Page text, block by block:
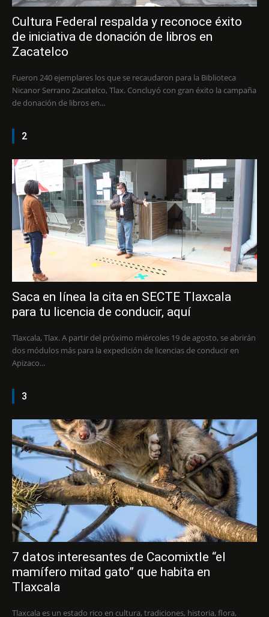
Cultura Federal respalda y reconoce éxito
de iniciativa de donación de libros en
Zacatelco
Fueron 240 ejemplares los que se recaudaron para la Biblioteca
Nicanor Serrano Zacatelco, Tlax. Concluyó con gran éxito la campaña
de donación de libros en...
2
Saca en línea la cita en SECTE Tlaxcala
para tu licencia de conducir, aquí
Tlaxcala, Tlax. A partir del próximo miércoles 19 de agosto, se abrirán
dos módulos más para la expedición de licencias de conducir en
Apizaco...
3
7 datos interesantes de Cacomixtle “el
mamífero mitad gato” que habita en
Tlaxcala
Tlaxcala es un estado rico en cultura, tradiciones, historia, flora,